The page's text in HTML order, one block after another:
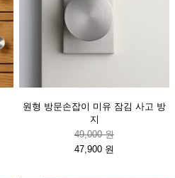
원형 방문손잡이 미유 잠김 사고 방
지
49,000 원
47,900 원